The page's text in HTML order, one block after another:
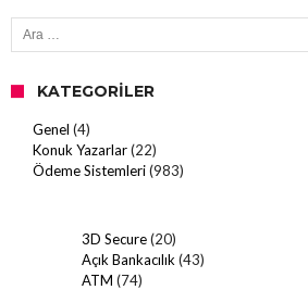
Arama:
KATEGORILER
Genel (4)
Konuk Yazarlar(22)
Ödeme Sistemleri(983)
3D Secure(20)
Açık Bankacılık (43)
ATM (74)